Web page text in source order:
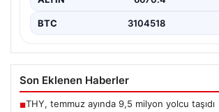
BTC 3104518
Son Eklenen Haberler
■THY, temmuz ayında 9,5 milyon yolcu taşıdı